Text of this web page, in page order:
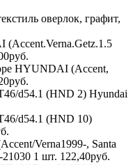
оверлок, графит,
HYUNDAI (Accent,
d54.1 (HND 2) Hyundai
d54.1 (HND 10)
Verna1999-, Santa
1 шт. 122,40руб.